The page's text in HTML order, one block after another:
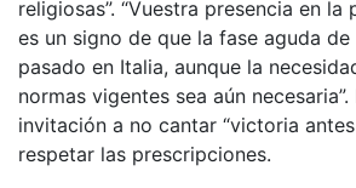
religiosas”. “Vuestra presencia en
es un signo de que la fase aguda de
pasado en Italia, aunque la
normas vigentes sea aún
invitación a no cantar “victoria
respetar las prescripciones.